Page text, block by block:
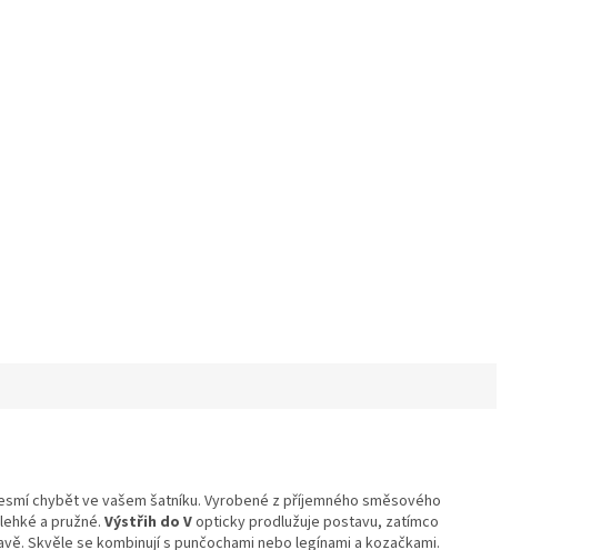
chybět ve vašem šatníku. Vyrobené z příjemného směsového
a pružné.Výstřih do Vopticky prodlužuje postavu, zatímco
Skvěle se kombinují s punčochami nebo legínami a kozačkami.